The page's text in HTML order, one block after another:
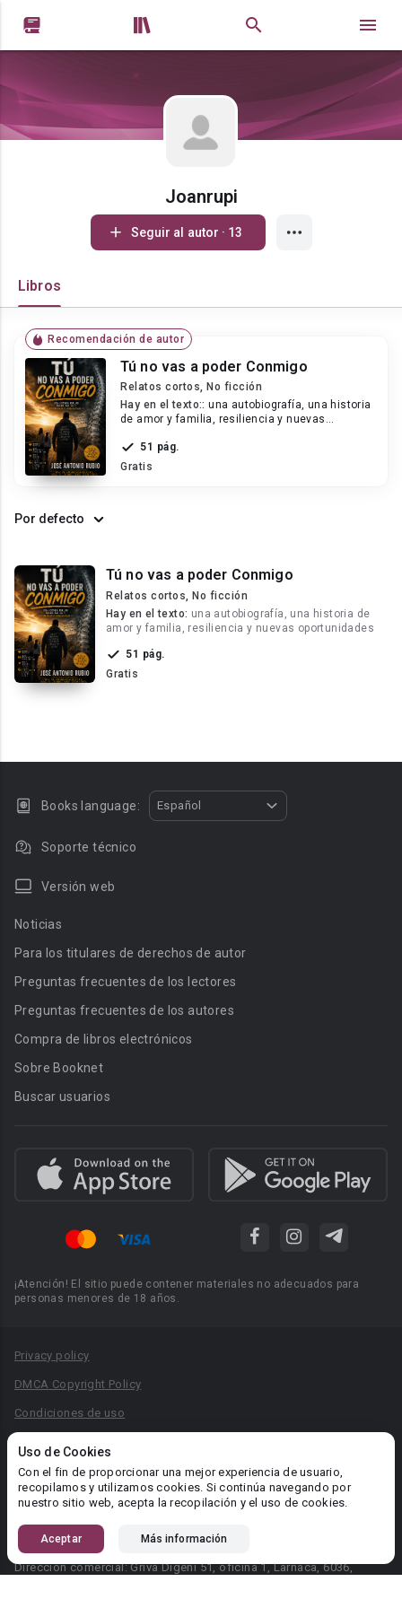
 
Joanrupi
Seguir al autor · 13
Libros
Recomendación de autor
Tú no vas a poder Conmigo
Relatos cortos, No ficción
Hay en el texto:: una autobiografía, una historia
de amor y familia, resiliencia y nuevas
51 pág.
Gratis
Por defecto
Tú no vas a poder Conmigo
Relatos cortos, No ficción
Hay en el texto: una autobiografía, una historia de
amor y familia, resiliencia y nuevas oportunidades
51 pág.
Gratis
Uso de Cookies
Con el fin de proporcionar una mejor experiencia de usuario,
recopilamos y utilizamos cookies. Si continúa navegando por
nuestro sitio web, acepta la recopilación y el uso de cookies.
Aceptar Más información
Books language: Español
Soporte técnico
Versión web
Noticias
Para los titulares de derechos de autor
Preguntas frecuentes de los lectores
Preguntas frecuentes de los autores
Compra de libros electrónicos
Sobre Booknet
Buscar usuarios
¡Atención! El sitio puede contener materiales no adecuados para
personas menores de 18 años.
Privacy policy
DMCA Copyright Policy
Condiciones de uso
Reglas para la publicación de libros
Área RR.PP.: pr@booknet.com
© 2026 Booknet. Todos los derechos reservados.
Dirección comercial: Griva Digeni 51, oficina 1, Larnaca, 6036,